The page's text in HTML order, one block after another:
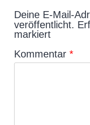
Deine E-Mail-
veröffentlicht.
markiert
Kommentar *